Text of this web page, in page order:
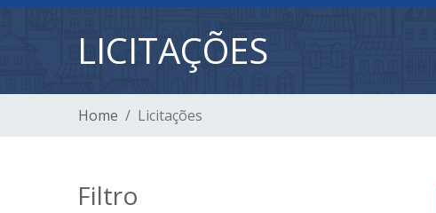
LICITAÇÕES
Home Licitações
Filtro